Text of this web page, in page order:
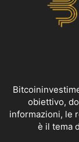
obiettivo,
informazioni, le
è il tema